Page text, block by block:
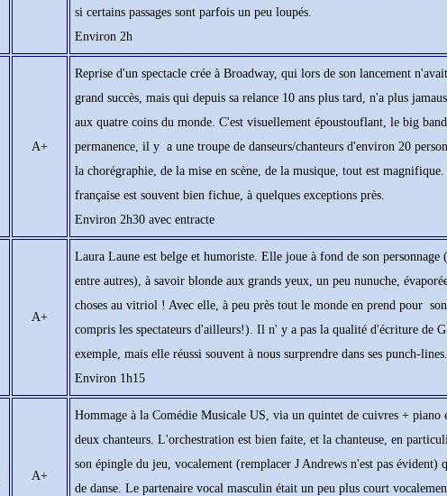
si certains passages sont parfois un peu loupés.
Environ 2h
A+
Reprise d'un spectacle crée à Broadway, qui lors de son lancement
grand succès, mais qui depuis sa relance 10 ans plus tard, n'a plus
aux quatre coins du monde. C'est visuellement époustouflant, le big band
permanence, il y a une troupe de danseurs/chanteurs d'environ 20
la chorégraphie, de la mise en scène, de la musique, tout est
française est souvent bien fichue, à quelques exceptions près.
Environ 2h30 avec entracte
A+
Laura Laune est belge et humoriste. Elle joue à fond de son personnage
entre autres), à savoir blonde aux grands yeux, un peu nunuche,
choses au vitriol ! Avec elle, à peu près tout le monde en prend pour
compris les spectateurs d'ailleurs!). Il n' y a pas la qualité d'écriture de
exemple, mais elle réussi souvent à nous surprendre dans ses punch-lines.
Environ 1h15
A+
Hommage à la Comédie Musicale US, via un quintet de cuivres + piano
deux chanteurs. L'orchestration est bien faite, et la chanteuse, en
son épingle du jeu, vocalement (remplacer J Andrews n'est pas évident)
de danse. Le partenaire vocal masculin était un peu plus court